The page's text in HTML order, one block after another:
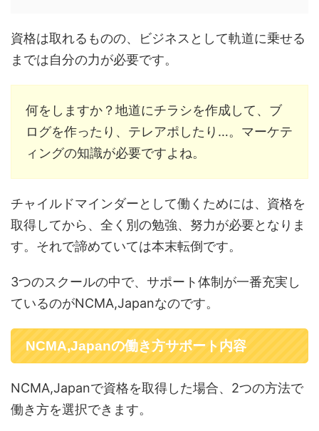
資格は取れるものの、ビジネスとして軌道に乗せる
までは自分の力が必要です。
何をしますか？地道にチラシを作成して、ブ
ログを作ったり、テレアポしたり…。マーケテ
ィングの知識が必要ですよね。
チャイルドマインダーとして働くためには、資格を
取得してから、全く別の勉強、努力が必要となりま
す。それで諦めていては本末転倒です。
3つのスクールの中で、サポート体制が一番充実し
ているのがNCMA,Japanなのです。
NCMA,Japanの働き方サポート内容
NCMA,Japanで資格を取得した場合、2つの方法で
働き方を選択できます。